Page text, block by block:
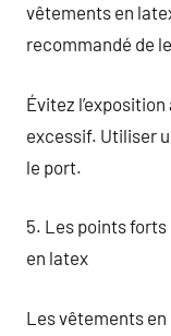
vêtements en
recommandé de
Évitez
excessif. Utiliser
le port.
5. Les points
en latex
Les vêtements